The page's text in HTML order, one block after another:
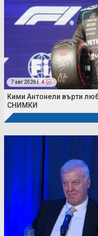
7 авг 2026 | 4
Кими Антонели върти
СНИМКИ